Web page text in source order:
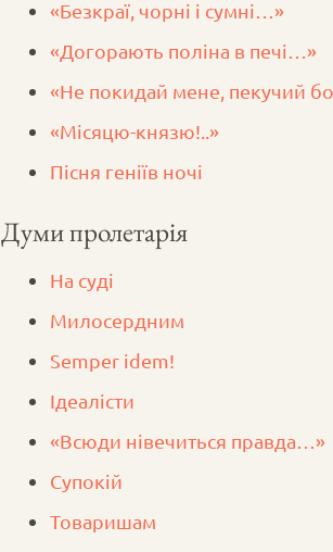
«Безкраї, чорні і сумні…»
«Догорають поліна в печі…»
«Не покидай мене, пекучий
«Місяцю-князю!..»
Пісня геніїв ночі
Думи пролетарія
На суді
Милосердним
Semper idem!
Ідеалісти
«Всюди нівечиться правда…»
Супокій
Товаришам